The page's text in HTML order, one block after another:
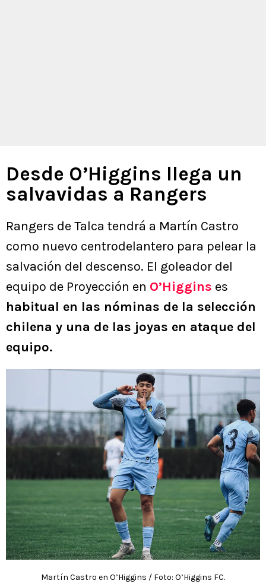
Desde O’Higgins llega un
salvavidas a Rangers
Rangers de Talca tendrá a Martín Castro
como nuevo centrodelantero para pelear la
salvación del descenso. El goleador del
equipo de Proyección en O’Higgins es
habitual en las nóminas de la selección
chilena y una de las joyas en ataque del
equipo.
Martín Castro en O’Higgins / Foto: O’Higgins FC.